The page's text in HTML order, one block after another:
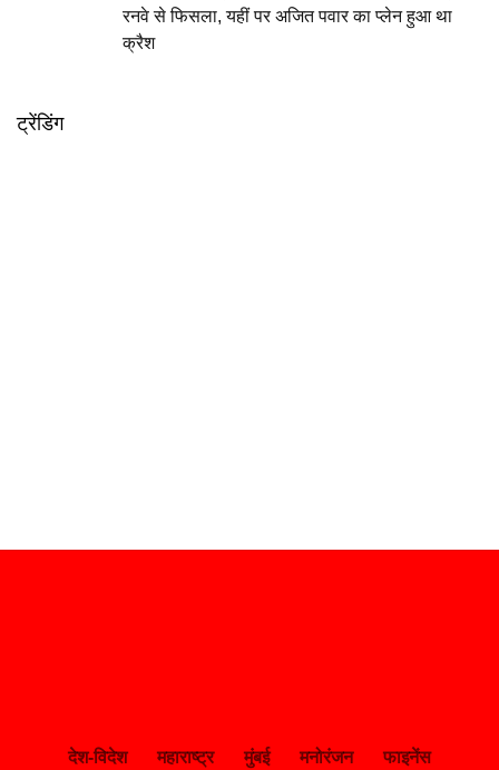
रनवे से फिसला, यहीं पर अजित पवार का प्लेन हुआ था
क्रैश
ट्रेंडिंग
देश-विदेश महाराष्ट्र मुंबई मनोरंजन फाइनेंस